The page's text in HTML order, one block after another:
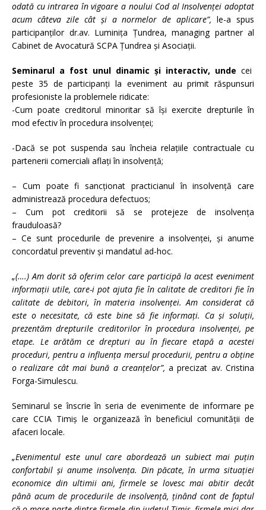
odată cu intrarea în vigoare a noului Cod al Insolvenţei adoptat
acum câteva zile cât şi a normelor de aplicare”,le-a spus
participanţilor dr.av. Luminiţa Ţundrea, managing partner al
Cabinet de Avocatură SCPA Ţundrea şi Asociaţii.
Seminarul a fost unul dinamic şi interactiv, unde cei
peste 35 de participanţi la eveniment au primit răspunsuri
profesioniste la problemele ridicate:
-Cum poate creditorul minoritar să îşi exercite drepturile în
mod efectiv în procedura insolvenţei;
-Dacă se pot suspenda sau încheia relaţiile contractuale cu
partenerii comerciali aflaţi în insolvenţă;
– Cum poate fi sancţionat practicianul în insolvenţă care
administrează procedura defectuos;
– Cum pot creditorii să se protejeze de insolvenţa
frauduloasă?
– Ce sunt procedurile de prevenire a insolvenţei, şi anume
concordatul preventiv şi mandatul ad-hoc.
„(….) Am dorit să oferim celor care participă la acest eveniment
informaţii utile, care-i pot ajuta fie în calitate de creditori fie în
calitate de debitori, în materia insolvenţei. Am considerat că
este o necesitate, că este bine să fie informaţi. Ca şi soluţii,
prezentăm drepturile creditorilor în procedura insolvenţei, pe
etape. Le arătăm ce drepturi au în fiecare etapă a acestei
proceduri, pentru a influenţa mersul procedurii, pentru a obţine
o realizare cât mai bună a creanţelor”,a precizat av. Cristina
Forga-Simulescu.
Seminarul se înscrie în seria de evenimente de informare pe
care CCIA Timiş le organizează în beneficiul comunităţii de
afaceri locale.
„Evenimentul este unul care abordează un subiect mai puţin
confortabil şi anume insolvenţa. Din păcate, în urma situaţiei
economice din ultimii ani, firmele se lovesc mai abitir decât
până acum de procedurile de insolvenţă, ţinând cont de faptul